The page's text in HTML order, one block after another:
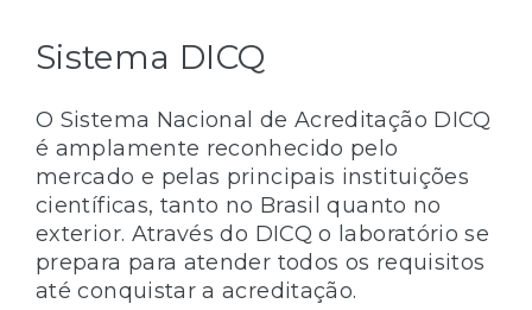
Sistema DICQ
O Sistema Nacional de Acreditação DICQ
é amplamente reconhecido pelo
mercado e pelas principais instituições
científicas, tanto no Brasil quanto no
exterior. Através do DICQ o laboratório se
prepara para atender todos os requisitos
até conquistar a acreditação.